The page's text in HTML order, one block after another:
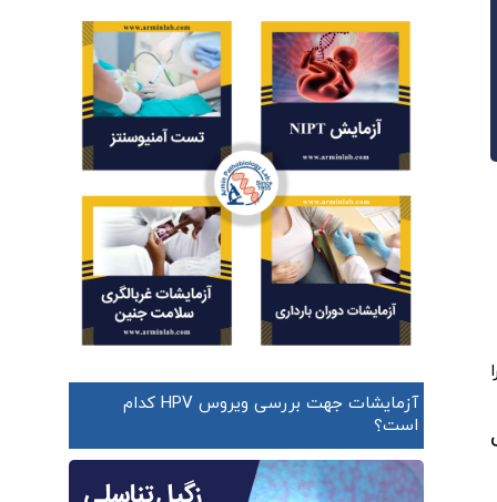
آزمایشات جهت بررسی ویروس HPV کدام
است؟